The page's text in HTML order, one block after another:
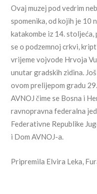
Ovaj muzej pod vedrim
spomenika, od kojih je 10
katakombe iz 14. stoljeća,
se o podzemnoj crkvi,
vrijeme vojvode Hrvoja
unutar gradskih zidina.
ovom prelijepom gradu
AVNOJ čime se Bosna i
ravnopravna federalna
Federativne Republike
i Dom AVNOJ-a.
Pripremila Elvira Leka,